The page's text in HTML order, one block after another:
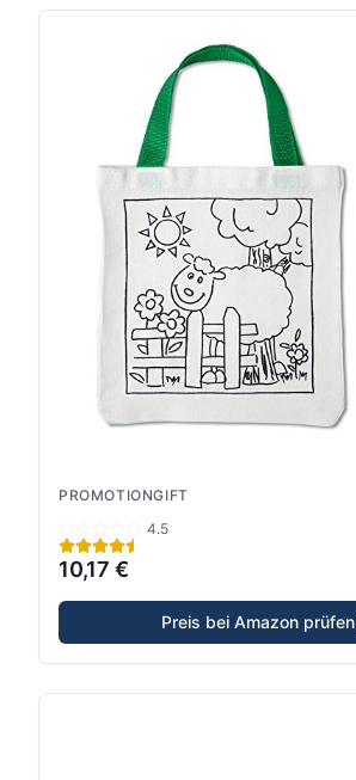
PROMOTIONGIFT
4.5
10,17 €
Preis bei Amazon prüfen